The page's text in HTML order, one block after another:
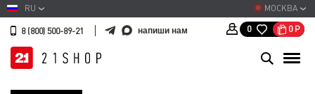
МОСКВА
RU
8 (800) 500-89-21 напиши нам 0 0 Р